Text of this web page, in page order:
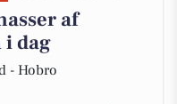
af
dag
- Hobro